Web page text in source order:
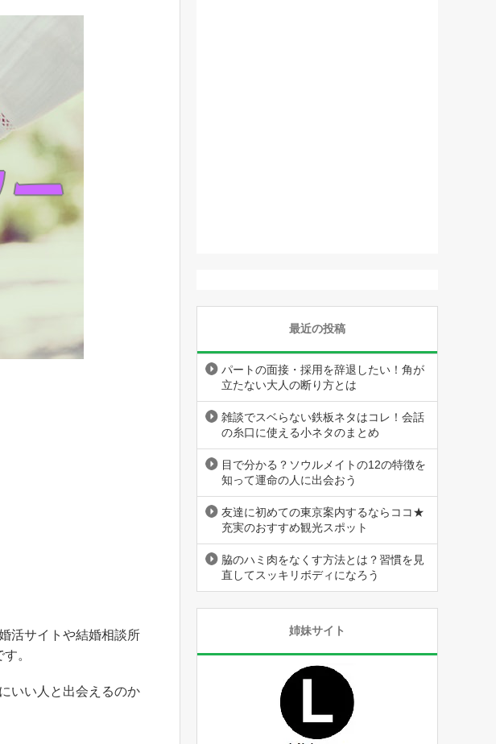
活サイトや結婚相談所
す。
いい人と出会えるのか
最近の投稿
パートの面接・採用を辞退したい！角が
立たない大人の断り方とは
雑談でスベらない鉄板ネタはコレ！会話
の糸口に使える小ネタのまとめ
目で分かる？ソウルメイトの12の特徴を
知って運命の人に出会おう
友達に初めての東京案内するならココ★
充実のおすすめ観光スポット
脇のハミ肉をなくす方法とは？習慣を見
直してスッキリボディになろう
姉妹サイト